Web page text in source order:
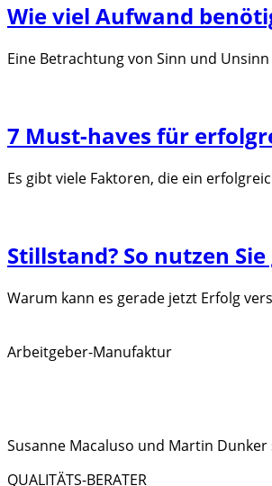
Wie viel Aufwand
Eine Betrachtung von Sinn und
7 Must-haves für
Es gibt viele Faktoren, die ein
Stillstand? So nutzen
Warum kann es gerade jetzt Erfolg
Arbeitgeber-Manufaktur
Susanne Macaluso und Martin
QUALITÄTS-BERATER